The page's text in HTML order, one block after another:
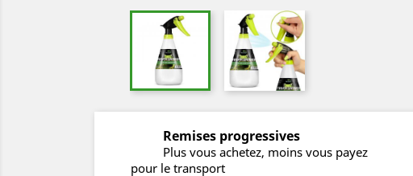
Remises progressives
Plus vous achetez, moins vous payez
pour le transport